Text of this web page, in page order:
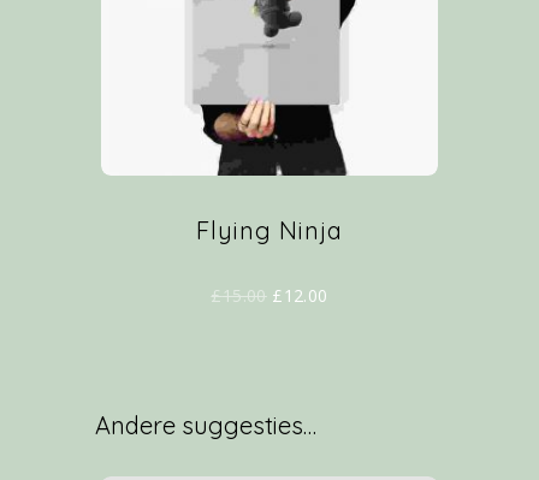
Flying Ninja
£15.00 £ 12.00
Andere suggesties…